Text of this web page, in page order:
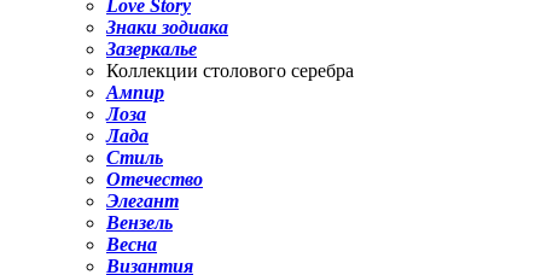
Love Story
Знаки зодиака
Зазеркалье
Коллекции столового серебра
Ампир
Лоза
Лада
Стиль
Отечество
Элегант
Вензель
Весна
Византия